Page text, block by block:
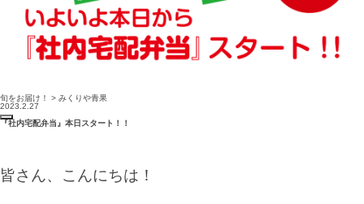
旬をお届け！ > みくりや青果
2023.2.27
『社内宅配弁当』本日スタート！！
皆さん、こんにちは！